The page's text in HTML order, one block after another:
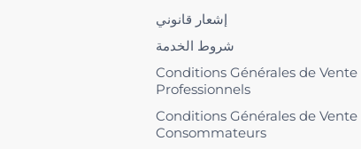
إشعار قانوني
شروط الخدمة
Conditions Générales de Vente
Professionnels
Conditions Générales de Vente
Consommateurs